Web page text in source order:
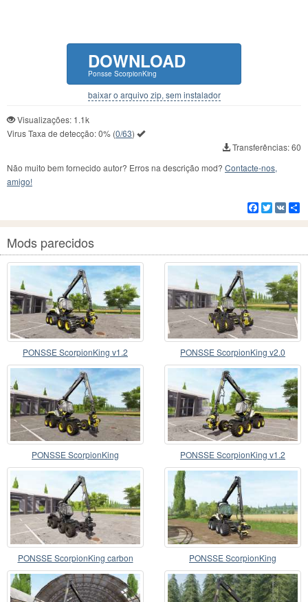
DOWNLOAD
Ponsse ScorpionKing
baixar o arquivo zip, sem instalador
Visualizações: 1.1k
Virus Taxa de detecção:0% (0/63)
Transferências: 60
Não muito bem fornecido autor? Erros na descrição mod? Contacte-nos,
amigo!
Facebook
Twitter
VK
Mods parecidos
PONSSE ScorpionKing v1.2 PONSSE ScorpionKing v2.0
PONSSE ScorpionKing PONSSE ScorpionKing v1.2
PONSSE ScorpionKing carbon
matte
PONSSE ScorpionKing